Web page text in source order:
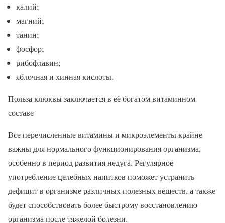
калий;
магний;
танин;
фосфор;
рибофлавин;
яблочная и хинная кислоты.
Польза клюквы заключается в её богатом витаминном
составе
Все перечисленные витамины и микроэлементы крайне
важны для нормального функционирования организма,
особенно в период развития недуга. Регулярное
употребление целебных напитков поможет устранить
дефицит в организме различных полезных веществ, а также
будет способствовать более быстрому восстановлению
организма после тяжелой болезни.